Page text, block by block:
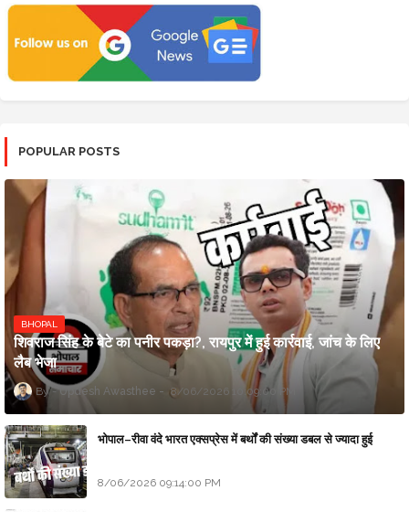
POPULAR POSTS
BHOPAL
शिवराज सिंह के बेटे का पनीर पकड़ा?, रायपुर में हुई कार्रवाई, जांच के लिए
लैब भेजा
Updesh Awasthee 8/06/2026 10:09:00 PM
भोपाल–रीवा वंदे भारत एक्सप्रेस में बर्थों की संख्या डबल से ज्यादा हुई
8/06/2026 09:14:00 PM